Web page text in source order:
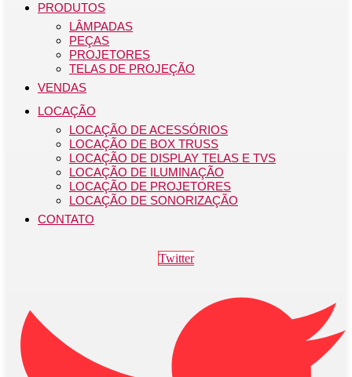
PRODUTOS
LÂMPADAS
PEÇAS
PROJETORES
TELAS DE PROJEÇÃO
VENDAS
LOCAÇÃO
LOCAÇÃO DE ACESSÓRIOS
LOCAÇÃO DE BOX TRUSS
LOCAÇÃO DE DISPLAY TELAS E TVS
LOCAÇÃO DE ILUMINAÇÃO
LOCAÇÃO DE PROJETORES
LOCAÇÃO DE SONORIZAÇÃO
CONTATO
Twitter